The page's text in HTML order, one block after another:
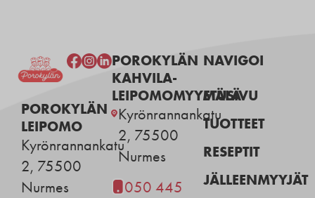
POROKYLÄN
LEIPOMO
Kyrönrannankatu
2, 75500
Nurmes
POROKYLÄN
KAHVILA-
LEIPOMOMYYMÄLÄ
Kyrönrannankatu
2, 75500
Nurmes
050 445
NAVIGOI
ETUSIVU
TUOTTEET
RESEPTIT
JÄLLEENMYYJÄT